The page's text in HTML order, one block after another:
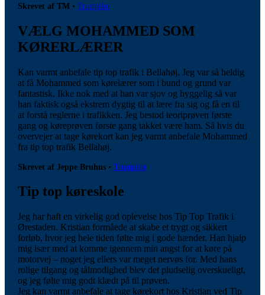
Skrevet af TM • Trustpilot
VÆLG MOHAMMED SOM
KØRERLÆRER
Kan varmt anbefale tip top trafik i Bellahøj. Jeg var så heldig
at få Mohammed som kørelærer som i bund og grund var
fantastisk. Ikke nok med at han var sjov og hyggelig så var
han faktisk også ekstrem dygtig til at lære fra sig og få en til
at forstå reglerne i trafikken. Jeg bestod teoriprøven første
gang og køreprøven første gang takket være ham. Så hvis du
overvejer at tage kørekort kan jeg varmt anbefale Mohammed
fra tip top trafik Bellahøj.
Skrevet af Jeppe Bruhns • Trustpilot
Tip top køreskole
Jeg har haft en virkelig god oplevelse hos Tip Top Trafik i
Ørestaden. Kristian formåede at skabe et trygt og sikkert
forløb, hvor jeg hele tiden følte mig i gode hænder. Han hjalp
mig især med at komme igennem min angst for at køre på
motorvej – noget jeg ellers var meget nervøs for. Med hans
rolige tilgang og tålmodighed blev det pludselig overskueligt,
og jeg følte mig godt klædt på til prøven.
Jeg kan varmt anbefale at tage kørekort hos Kristian ved Tip